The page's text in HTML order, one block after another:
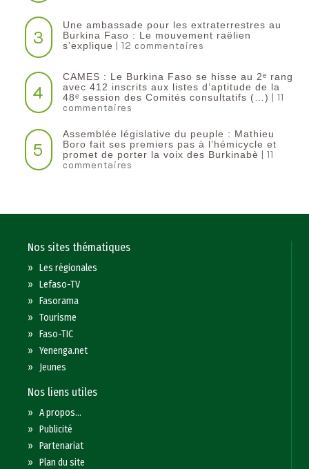
3
Une ambassade pour les extraterrestres au
Burkina Faso : Le mouvement raëlien
s’explique | 12 commentaires
4
CAMES : Le Burkina Faso se hisse au 2ᵉ rang
avec 412 inscrits aux listes d’aptitude de la
48ᵉ session des Comités consultatifs (…) | 11
commentaires
5
Assemblée législative du peuple : Mathieu
Boro fait ses premiers pas à l’hémicycle et
promet de porter la voix des Burkinabè | 11
commentaires
Nos sites thématiques
»Les régionales
»Lefaso-TV
»Fasorama
»Tourisme
»Faso-TIC
»Yenenga.net
» Jeunes
Nos liens utiles
»A propos...
»Publicité
»Partenariat
»Plan du site